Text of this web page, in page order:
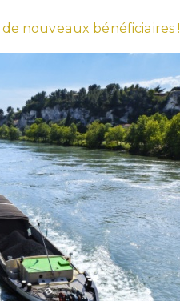
nouveaux bénéficiaires !